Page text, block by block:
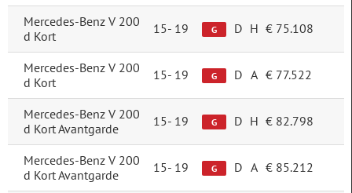
Bouwjaar
Brandstof
Diesel
226
Benzine
Mercedes-Benz V 200
d Kort
15- 19 G D H € 75.108
Mercedes-Benz V 200
d Kort
15- 19 G D A € 77.522
Mercedes-Benz V 200
d Kort Avantgarde
15- 19 G D H € 82.798
Mercedes-Benz V 200
d Kort Avantgarde
15- 19 G D A € 85.212